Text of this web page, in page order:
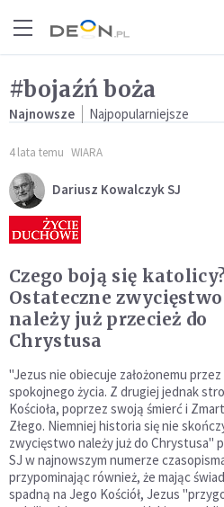
#bojaźń boża
Najnowsze Najpopularniejsze
4 lata temu WIARA
Dariusz Kowalczyk SJ
Czego boją się
Ostateczne zwycięstwo
należy już przecież do
Chrystusa
"Jezus nie obiecuje założonemu
spokojnego życia. Z drugiej jednak
Kościoła, poprzez swoją śmierć i
Złego. Niemniej historia się nie
zwycięstwo należy już do Chrystusa"
SJ w najnowszym numerze
przypominając również, że mając
spadną na Jego Kościół, Jezus